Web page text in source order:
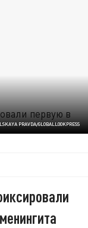
PRAVDA/GLOBALLOOKPRESS